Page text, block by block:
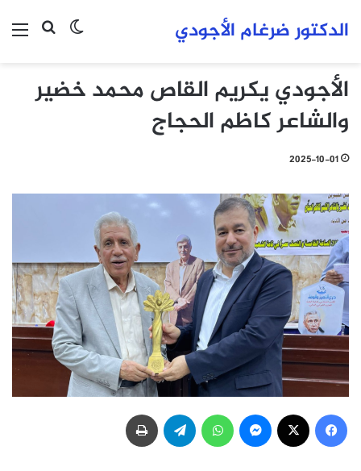
بحثالوضع الدكتور ضرغام الأجودي
الأجودي يكريم القاص محمد خضير
والشاعر كاظم الحجاج
2025-10-01
فيسبوك ماسنجر واتساب تيلقرام